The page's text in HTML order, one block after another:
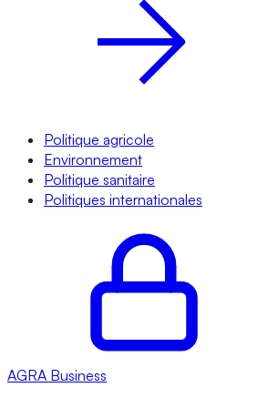
Politique agricole
Environnement
Politique sanitaire
Politiques internationales
AGRA Business